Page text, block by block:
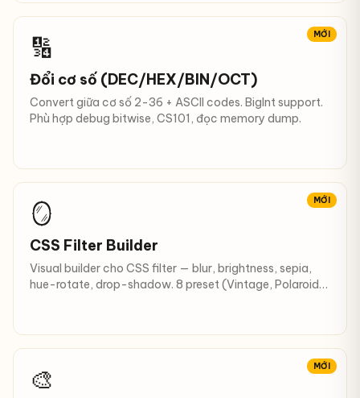
MỚI
🔢
Đổi cơ số (DEC/HEX/BIN/OCT)
Convert giữa cơ số 2-36 + ASCII codes. BigInt support.
Phù hợp debug bitwise, CS101, đọc memory dump.
MỚI
🪞
CSS Filter Builder
Visual builder cho CSS filter — blur, brightness, sepia,
hue-rotate, drop-shadow. 8 preset (Vintage, Polaroid,
MỚI
🎨